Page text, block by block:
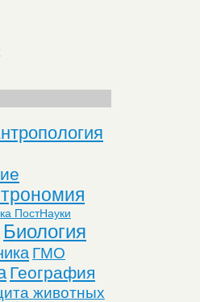
ПостНауки
Биология
ГМО
География
животных